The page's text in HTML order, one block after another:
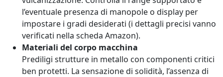
l’eventuale presenza di manopole o display per
impostare i gradi desiderati (i dettagli precisi vanno
verificati nella scheda Amazon).
Materiali del corpo macchina
Prediligi strutture in metallo con componenti critici
ben protetti. La sensazione di solidità, l’assenza di